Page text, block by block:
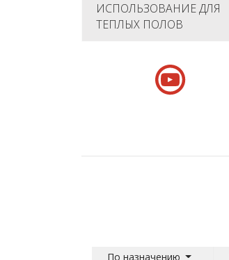
ИСПОЛЬЗОВАНИЕ ДЛЯ
ТЕПЛЫХ ПОЛОВ
По назначению